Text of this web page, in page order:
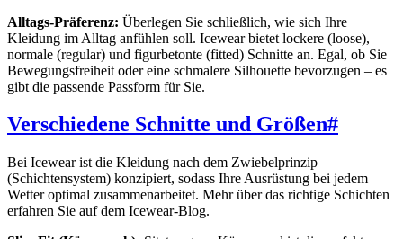
Alltags-Präferenz: Überlegen Sie schließlich, wie sich Ihre
Kleidung im Alltag anfühlen soll. Icewear bietet lockere (loose),
normale (regular) und figurbetonte (fitted) Schnitte an. Egal, ob Sie
Bewegungsfreiheit oder eine schmalere Silhouette bevorzugen – es
gibt die passende Passform für Sie.
Verschiedene Schnitte und Größen#
Bei Icewear ist die Kleidung nach dem Zwiebelprinzip
(Schichtensystem) konzipiert, sodass Ihre Ausrüstung bei jedem
Wetter optimal zusammenarbeitet. Mehr über das richtige Schichten
erfahren Sie auf dem Icewear-Blog.